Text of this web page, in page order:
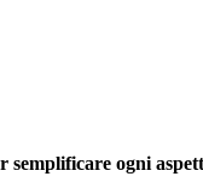
semplificare ogni